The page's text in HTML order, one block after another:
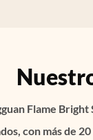
Flame
con más de